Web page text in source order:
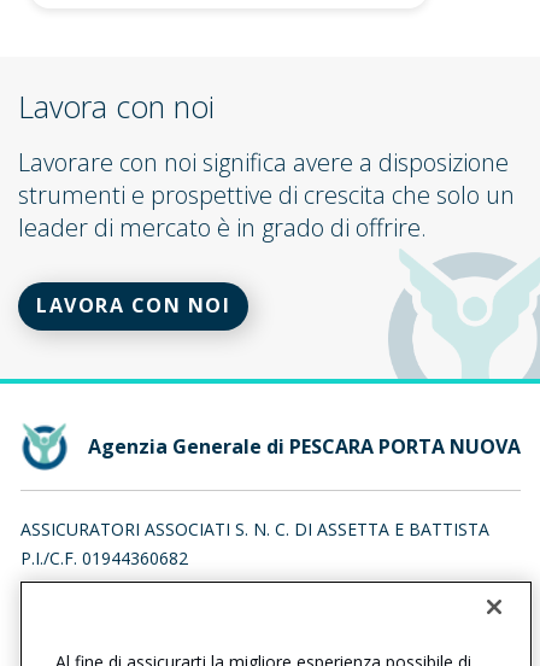
Lavora con noi
Lavorare con noi significa avere a disposizione
strumenti e prospettive di crescita che solo un
leader di mercato è in grado di offrire.
LAVORA CON NOI
Agenzia Generale di PESCARA PORTA NUOVA
ASSICURATORI ASSOCIATI S. N. C. DI ASSETTA E BATTISTA
P.I./C.F. 01944360682
VIA TOMMASO DA CELANO 7, 65127 PESCARA (PE)